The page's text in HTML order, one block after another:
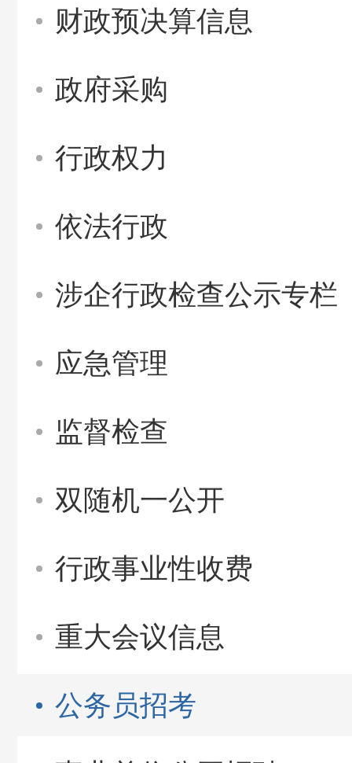
财政预决算信息
政府采购
行政权力
依法行政
涉企行政检查公示专栏
应急管理
监督检查
双随机一公开
行政事业性收费
重大会议信息
公务员招考